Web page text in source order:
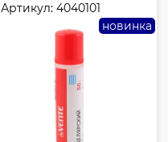
Артикул:4040101
новинка